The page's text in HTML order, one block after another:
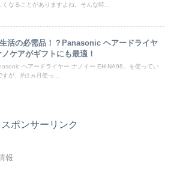
くなることがありますよね。そんな時...
活の必需品！？Panasonic ヘアードライヤ
ノケアがギフトにも最適！
ヘアードライヤー ナノイー EH-NA98」を使ってい
すが、約1ヵ月使っ...
スポンサーリンク
報